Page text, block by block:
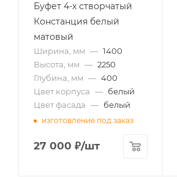
Буфет 4-х створчатый
Констанция белый
матовый
Ширина, мм — 1400
Высота, мм — 2250
Глубина, мм — 400
Цвет корпуса — белый
Цвет фасада — белый
изготовление под заказ
27 000 ₽/шт